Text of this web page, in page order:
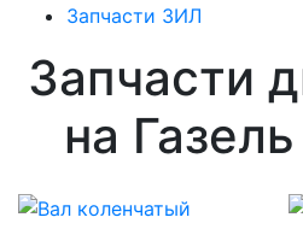
Запчасти ЗИЛ
Запчасти
на